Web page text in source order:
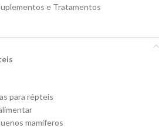
e Tratamentos
para répteis
mamíferos